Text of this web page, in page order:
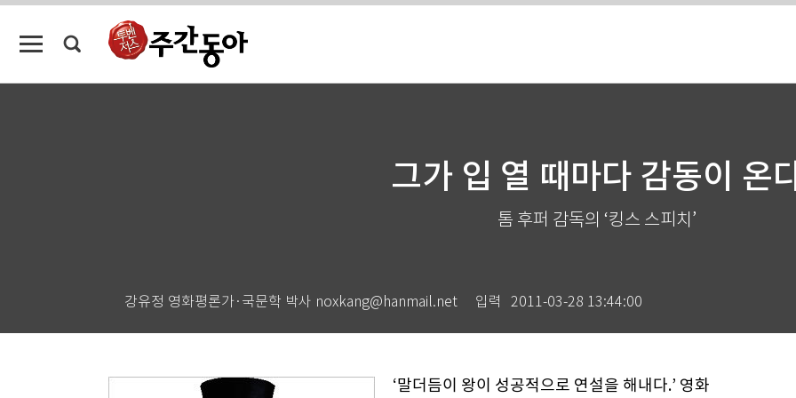
그가 입 열 때마다 감동이 온
톰 후퍼 감독의 ‘킹스 스피치’
강유정 영화평론가·국문학 박사 noxkang@hanmail.net 입력 2011-03-28 13:44:00
‘말더듬이 왕이 성공적으로 연설을 해내다.’ 영화